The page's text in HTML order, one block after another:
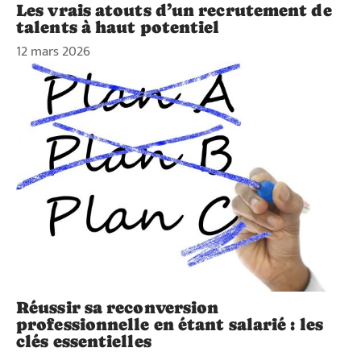
Les vrais atouts d’un recrutement de
talents à haut potentiel
12 mars 2026
Réussir sa reconversion
professionnelle en étant salarié : les
clés essentielles